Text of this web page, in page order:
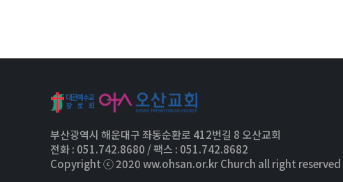
부산광역시 해운대구 좌동순환로 412번길 8 오산교회
전화 : 051.742.8680 / 팩스 : 051.742.8682
Copyright ⓒ 2020 ww.ohsan.or.kr Church all right reserved